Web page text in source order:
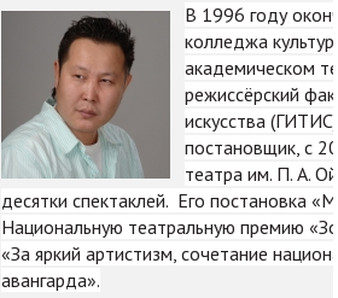
В 1996 году
колледжа
академическом
режиссёрский
искусства
постановщик, с
театра им. П. А.
десятки спектаклей. Его постановка
Национальную театральную премию
«За яркий артистизм, сочетание
авангарда».